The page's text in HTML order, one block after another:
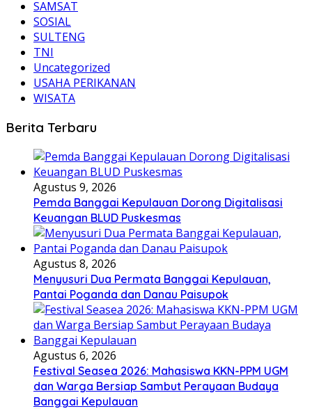
SAMSAT
SOSIAL
SULTENG
TNI
Uncategorized
USAHA PERIKANAN
WISATA
Berita Terbaru
Agustus 9, 2026
Pemda Banggai Kepulauan Dorong Digitalisasi
Keuangan BLUD Puskesmas
Agustus 8, 2026
Menyusuri Dua Permata Banggai Kepulauan,
Pantai Poganda dan Danau Paisupok
Agustus 6, 2026
Festival Seasea 2026: Mahasiswa KKN-PPM UGM
dan Warga Bersiap Sambut Perayaan Budaya
Banggai Kepulauan